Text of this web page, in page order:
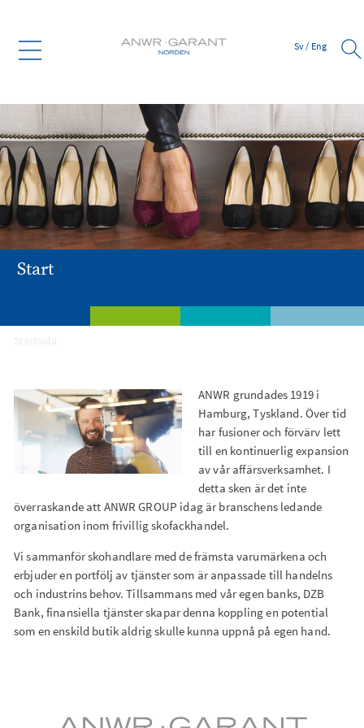
Sv/ Eng
Start
Kalender
ANWR grundades 1919 i
Hamburg, Tyskland. Över tid
har fusioner och förvärv lett
till en kontinuerlig expansion
av vår affärsverksamhet. I
detta sken är det inte
överraskande att ANWR GROUP idag är branschens ledande
organisation inom frivillig skofackhandel.
Vi sammanför skohandlare med de främsta varumärkena och
erbjuder en portfölj av tjänster som är anpassade till handelns
och industrins behov. Tillsammans med vår egen banks, DZB
Bank, finansiella tjänster skapar denna koppling en potential
som en enskild butik aldrig skulle kunna uppnå på egen hand.